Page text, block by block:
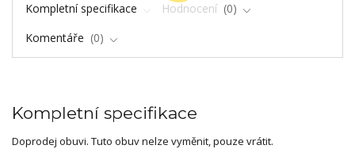
Kompletní specifikace Hodnocení
0
Komentáře
0
Kompletní specifikace
Doprodej obuvi. Tuto obuv nelze vyměnit, pouze vrátit.